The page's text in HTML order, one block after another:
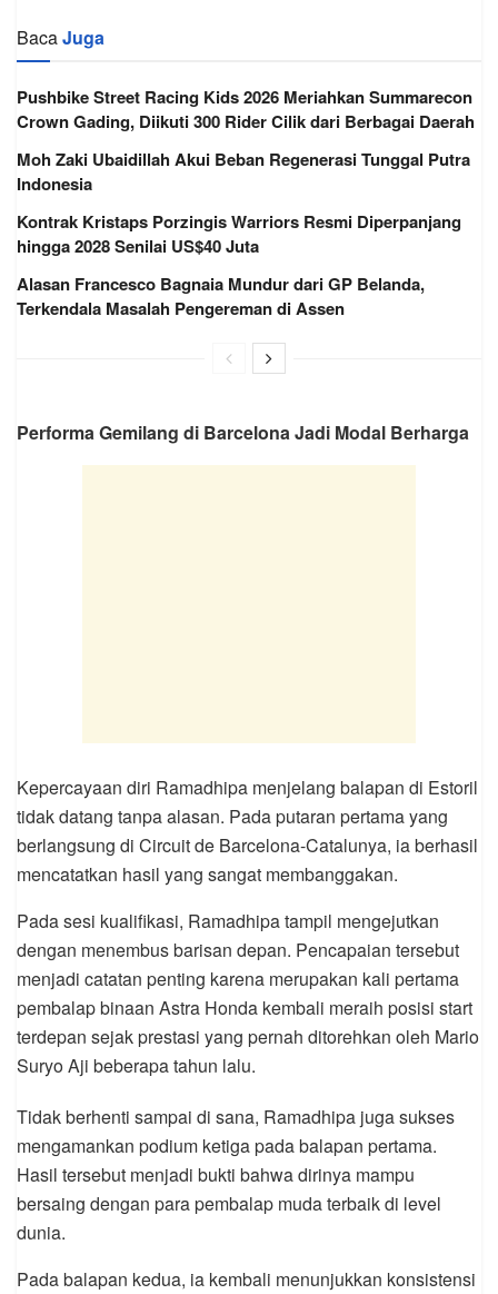
BacaJuga
Pushbike Street Racing Kids 2026 Meriahkan Summarecon
Crown Gading, Diikuti 300 Rider Cilik dari Berbagai Daerah
Moh Zaki Ubaidillah Akui Beban Regenerasi Tunggal Putra
Indonesia
Kontrak Kristaps Porzingis Warriors Resmi Diperpanjang
hingga 2028 Senilai US$40 Juta
Alasan Francesco Bagnaia Mundur dari GP Belanda,
Terkendala Masalah Pengereman di Assen
Performa Gemilang di Barcelona Jadi Modal Berharga
Kepercayaan diri Ramadhipa menjelang balapan di Estoril
tidak datang tanpa alasan. Pada putaran pertama yang
berlangsung di Circuit de Barcelona-Catalunya, ia berhasil
mencatatkan hasil yang sangat membanggakan.
Pada sesi kualifikasi, Ramadhipa tampil mengejutkan
dengan menembus barisan depan. Pencapaian tersebut
menjadi catatan penting karena merupakan kali pertama
pembalap binaan Astra Honda kembali meraih posisi start
terdepan sejak prestasi yang pernah ditorehkan oleh Mario
Suryo Aji beberapa tahun lalu.
Tidak berhenti sampai di sana, Ramadhipa juga sukses
mengamankan podium ketiga pada balapan pertama.
Hasil tersebut menjadi bukti bahwa dirinya mampu
bersaing dengan para pembalap muda terbaik di level
dunia.
Pada balapan kedua, ia kembali menunjukkan konsistensi